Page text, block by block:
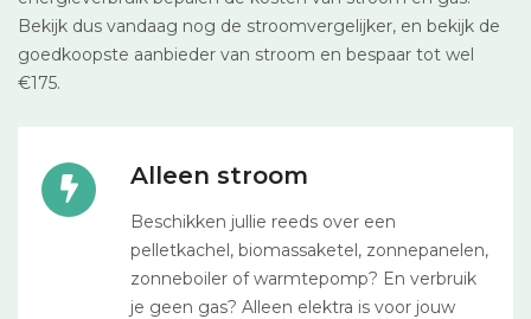
Bekijk dus vandaag nog de stroomvergelijker, en bekijk de
goedkoopste aanbieder van stroom en bespaar tot wel
€175.
Alleen stroom
Beschikken jullie reeds over een
pelletkachel, biomassaketel, zonnepanelen,
zonneboiler of warmtepomp? En verbruik
je geen gas? Alleen elektra is voor jouw